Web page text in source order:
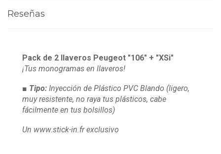
Reseñas
Pack de 2 llaveros Peugeot "106" + "XSi"
¡Tus monogramas en llaveros!
■ Tipo: Inyección de Plástico PVC Blando (ligero,
muy resistente, no raya tus plásticos, cabe
fácilmente en tus bolsillos)
Un www.stick-in.fr exclusivo